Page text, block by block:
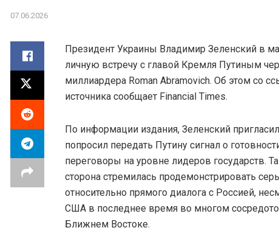
07.06.2026
Президент Украины Владимир Зеленский в
личную встречу с главой Кремля Путиным
миллиардера Roman Abramovich. Об этом со
источника сообщает Financial Times.
По информации издания, Зеленский
попросил передать Путину сигнал о
переговоры на уровне лидеров государств.
сторона стремилась продемонстрировать
относительно прямого диалога с Россией,
США в последнее время во многом
Ближнем Востоке.